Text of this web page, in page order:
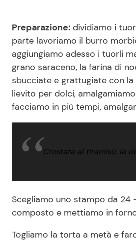
Preparazione: dividiamo i
parte lavoriamo il burro
aggiungiamo adesso i tuorli
grano saraceno, la farina di
sbucciate e grattugiate con
lievito per dolci,
facciamo in più tempi,
Crostata al tiramisù, la
Scegliamo uno stampo da
composto e mettiamo in
Togliamo la torta a metà e